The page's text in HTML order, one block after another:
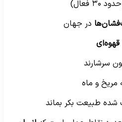
فعال)
در جهان
سرشارند
و ماه
طبیعت بکر بماند